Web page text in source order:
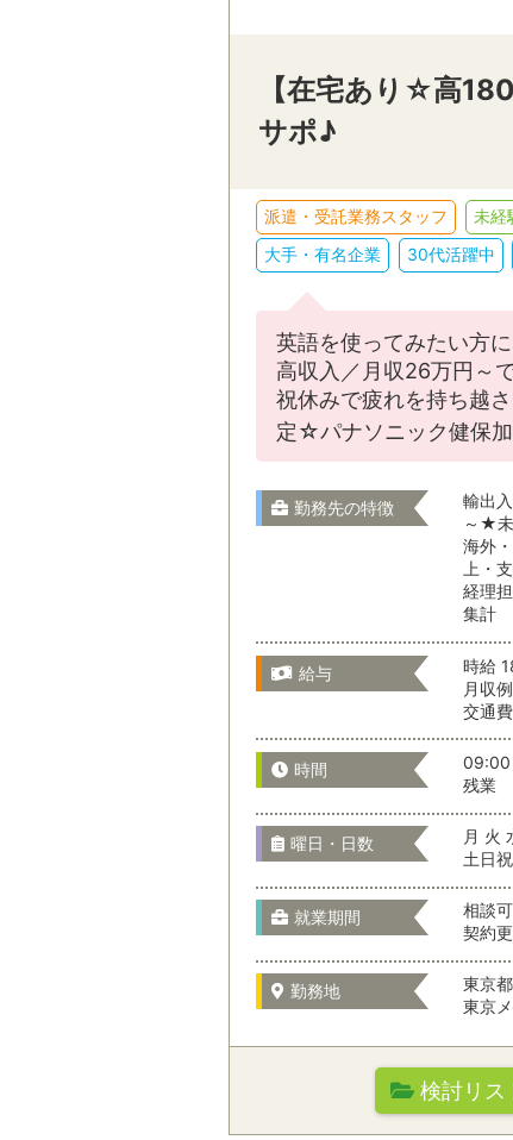
通勤時
通勤時間
駅名から
職種を
こだわり
お仕事の特徴
勤務先の特徴
【在宅あり☆高
サポ♪
派遣・受託業務スタッフ 未経
大手・有名企業
30代活躍中
英語を使ってみたい方
高収入／月収26万円～
祝休みで疲れを持ち越
定☆パナソニック健保
勤務先の特徴
輸出
～★
海外
上・
経理
集計
給与
時給
月収
交通
時間
09:00
残業
曜日・日数
月 火
土日
就業期間
相談
契約
勤務地
東京
東京
検討リス